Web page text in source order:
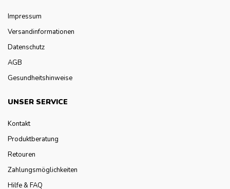
Impressum
Versandinformationen
Datenschutz
AGB
Gesundheitshinweise
UNSER SERVICE
Kontakt
Produktberatung
Retouren
Zahlungsmöglichkeiten
Hilfe & FAQ